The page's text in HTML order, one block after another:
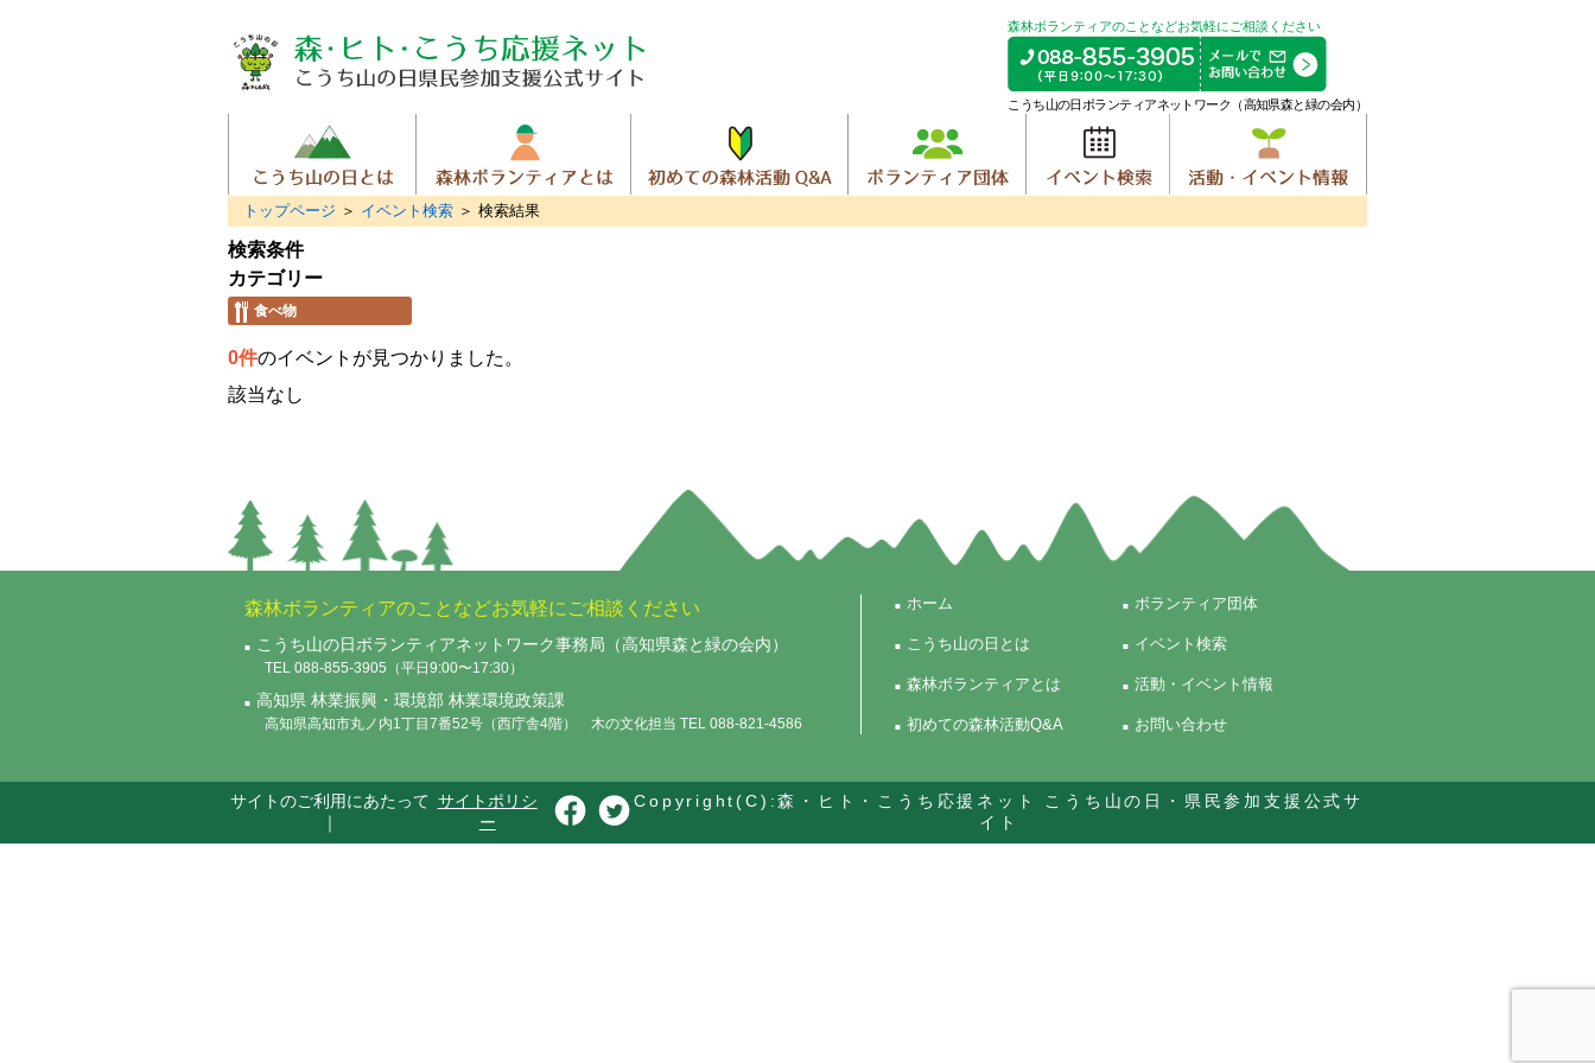
森林ボランティアのことなどお気軽にご相談ください
こうち山の日ボランティアネットワーク（高知県森と緑の会内）
トップページ ＞ イベント検索 ＞ 検索結果
検索条件
カテゴリー
食べ物
0件のイベントが見つかりました。
該当なし
森林ボランティアのことなどお気軽にご相談ください
こうち山の日ボランティアネットワーク事務局（高知県森と緑の会内）
TEL 088-855-3905（平日9:00〜17:30）
高知県 林業振興・環境部 林業環境政策課
高知県高知市丸ノ内1丁目7番52号（西庁舎4階） 木の文化担当 TEL 088-821-4586
ホーム
こうち山の日とは
森林ボランティアとは
初めての森林活動Q&A
ボランティア団体
イベント検索
活動・イベント情報
お問い合わせ
サイトのご利用にあたって
｜
サイトポリシ
ー
Copyright(C):森・ヒト・こうち応援ネット こうち山の日・県民参加支援公式サ
イト